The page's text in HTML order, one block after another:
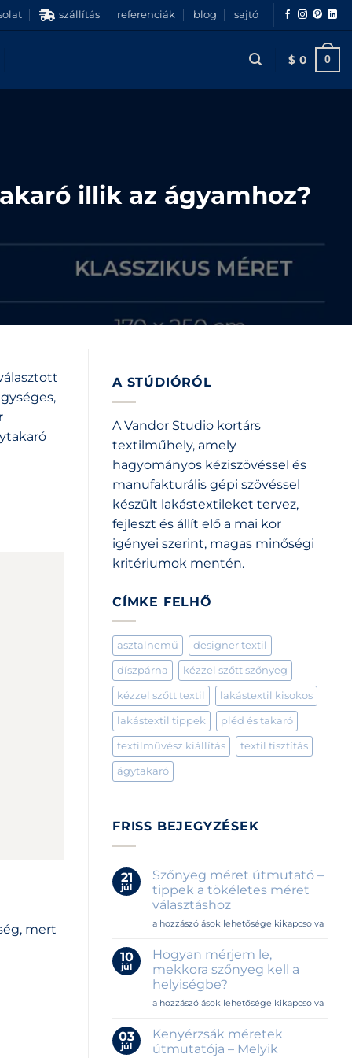
szállítás referenciák blog sajtó
$ 0 0
illik az ágyamhoz?
mert
A STÚDIÓRÓL
A Vandor Studio kortárs
textilműhely, amely
hagyományos kéziszövéssel és
manufakturális gépi szövéssel
készült lakástextileket tervez,
fejleszt és állít elő a mai kor
igényei szerint, magas minőségi
kritériumok mentén.
CÍMKE FELHŐ
asztalnemű designer textil
díszpárna kézzel szőtt szőnyeg
kézzel szőtt textil lakástextil kisokos
lakástextil tippek pléd és takaró
textilművész kiállítás textil tisztítás
ágytakaró
FRISS BEJEGYZÉSEK
21
júl
Szőnyeg méret útmutató –
tippek a tökéletes méret
választáshoz
Szőnyeg
útmutató
–
tippek
a
tökéletes
választáshoz
bejegyzéshez
a hozzászólások lehetősége kikapcsolva
10
júl
Hogyan mérjem le,
mekkora szőnyeg kell a
helyiségbe?
Hogyan
le,
mekkora
szőnyeg
a hozzászólások lehetősége kikapcsolva
03
júl
Kenyérzsák méretek
útmutatója – Melyik